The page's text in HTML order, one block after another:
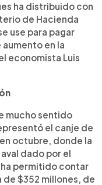
ha distribuido con
de Hacienda
use para pagar
en la
economista Luis
mucho sentido
el canje de
octubre, donde la
dado por el
permitido contar
de $352 millones, de